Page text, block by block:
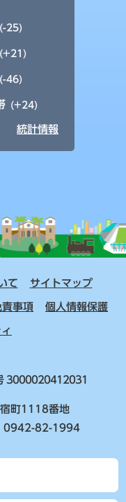
(-25)
(+21)
(-46)
(+24)
統計情報
て サイトマップ
事項 個人情報保護
3000020412031
町1118番地
82-1994